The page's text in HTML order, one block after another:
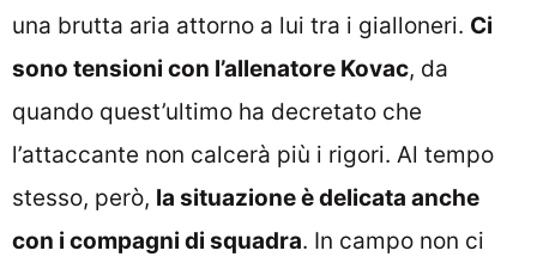
una brutta aria attorno a lui tra i gialloneri. Ci
sono tensioni con l’allenatore Kovac, da
quando quest’ultimo ha decretato che
l’attaccante non calcerà più i rigori. Al tempo
stesso, però, la situazione è delicata anche
con i compagni di squadra. In campo non ci